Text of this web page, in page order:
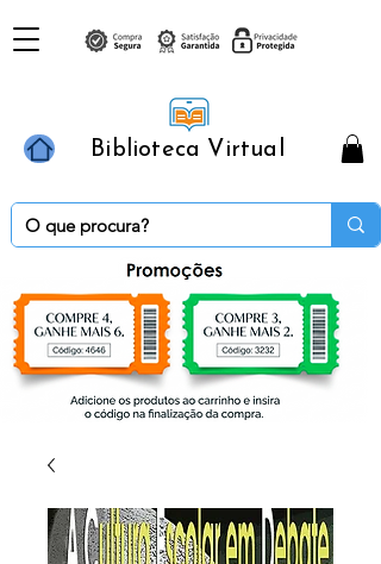
Biblioteca Virtual